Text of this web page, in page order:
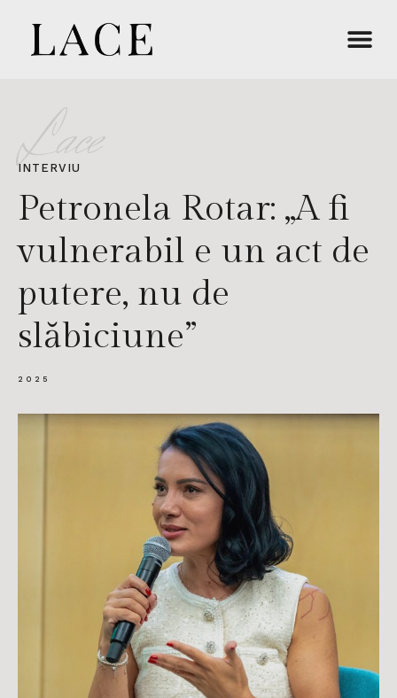
Lace
INTERVIU
Petronela Rotar: „A fi
vulnerabil e un act de
putere, nu de
slăbiciune”
2025